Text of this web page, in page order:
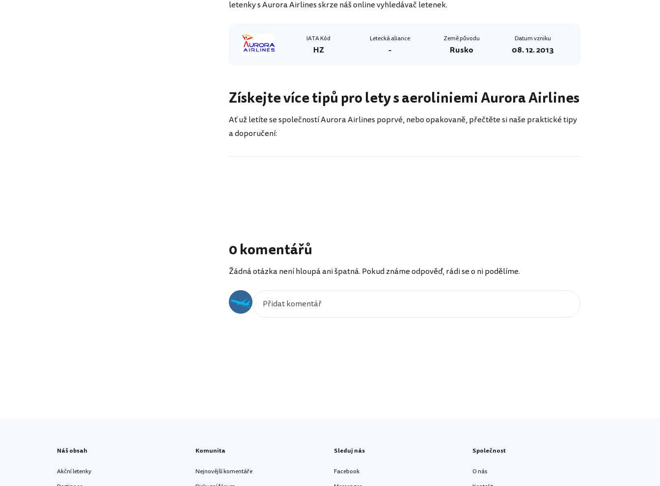
letenky s Aurora Airlines skrze náš online vyhledávač letenek.
IATA Kód
HZ
Letecká aliance
-
Země původu
Rusko
Datum vzniku
08. 12. 2013
Získejte více tipů pro lety s aeroliniemi Aurora Airlines
Ať už letíte se společností Aurora Airlines poprvé, nebo opakovaně, přečtěte si naše praktické tipy
a doporučení:
0 komentářů
Žádná otázka není hloupá ani špatná. Pokud známe odpověď, rádi se o ni podělíme.
Náš obsah
Akční letenky
Komunita
Nejnovější komentáře
Sleduj nás
Facebook
Společnost
O nás